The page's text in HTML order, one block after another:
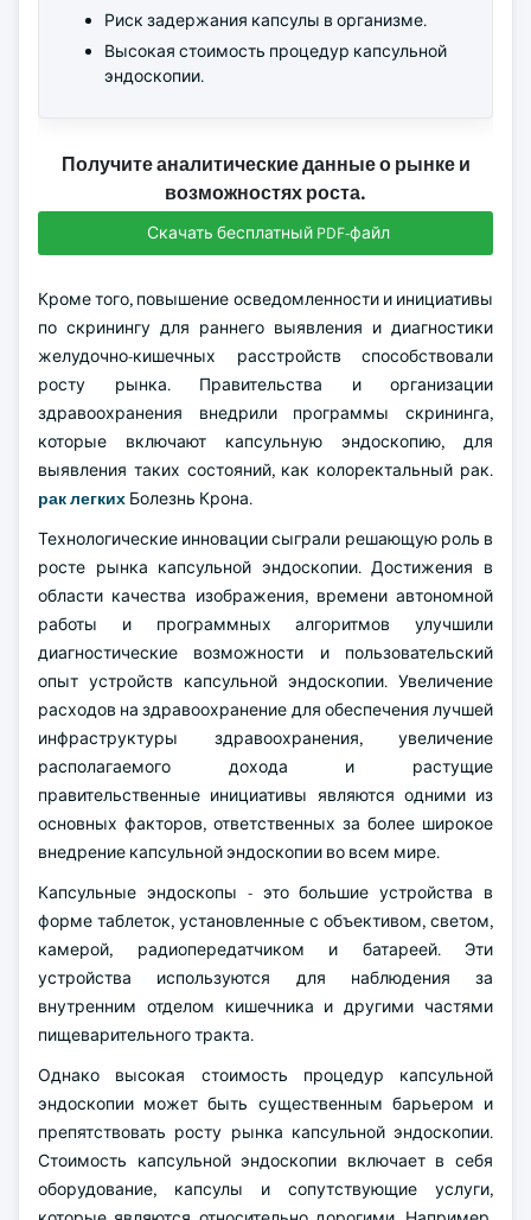
Риск задержания капсулы в организме.
Высокая стоимость процедур капсульной
эндоскопии.
Получите аналитические данные о рынке и
возможностях роста.
Скачать бесплатный PDF-файл
Кроме того, повышение осведомленности и инициативы
по скринингу для раннего выявления и диагностики
желудочно-кишечных расстройств способствовали
росту рынка. Правительства и организации
здравоохранения внедрили программы скрининга,
которые включают капсульную эндоскопию, для
выявления таких состояний, как колоректальный рак.
рак легких Болезнь Крона.
Технологические инновации сыграли решающую роль в
росте рынка капсульной эндоскопии. Достижения в
области качества изображения, времени автономной
работы и программных алгоритмов улучшили
диагностические возможности и пользовательский
опыт устройств капсульной эндоскопии. Увеличение
расходов на здравоохранение для обеспечения лучшей
инфраструктуры здравоохранения, увеличение
располагаемого дохода и растущие
правительственные инициативы являются одними из
основных факторов, ответственных за более широкое
внедрение капсульной эндоскопии во всем мире.
Капсульные эндоскопы - это большие устройства в
форме таблеток, установленные с объективом, светом,
камерой, радиопередатчиком и батареей. Эти
устройства используются для наблюдения за
внутренним отделом кишечника и другими частями
пищеварительного тракта.
Однако высокая стоимость процедур капсульной
эндоскопии может быть существенным барьером и
препятствовать росту рынка капсульной эндоскопии.
Стоимость капсульной эндоскопии включает в себя
оборудование, капсулы и сопутствующие услуги,